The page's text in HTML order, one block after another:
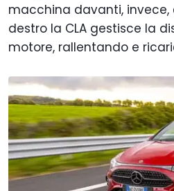
macchina davanti, invece,
destro la CLA gestisce la
motore, rallentando e